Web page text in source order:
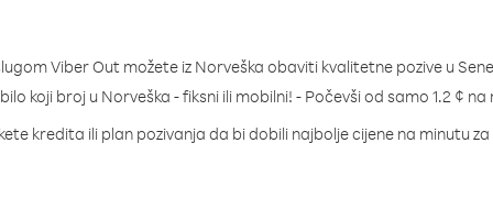
Viber Out možete iz Norveška obaviti kvalitetne pozive u
koji broj u Norveška - fiksni ili mobilni! - Počevši od samo 1.2 ¢ na
kredita ili plan pozivanja da bi dobili najbolje cijene na minutu